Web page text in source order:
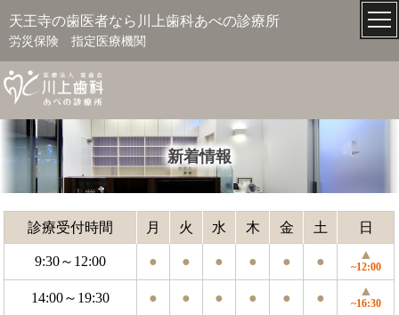
天王寺の歯医者なら川上歯科あべの診療所
労災保険 指定医療機関
新着情報
診療受付時間 月 火 水 木 金 土 日
9:30～12:00 ● ● ● ● ● ● ▲
~12:00
14:00～19:30 ● ● ● ● ● ● ▲
~16:30